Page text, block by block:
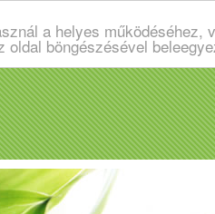
a helyes
oldal böngészésével